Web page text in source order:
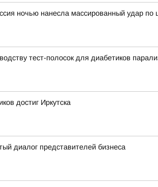
ночью нанесла массированный удар по
тест-полосок для диабетиков
достиг Иркутска
диалог представителей бизнеса